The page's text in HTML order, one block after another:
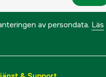
av persondata. Läs